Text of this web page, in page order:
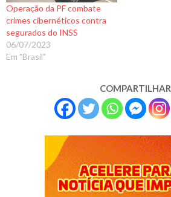
Operação da PF combate
crimes cibernéticos contra
segurados do INSS
06/07/2023
Em "Brasil"
COMPARTILHAR